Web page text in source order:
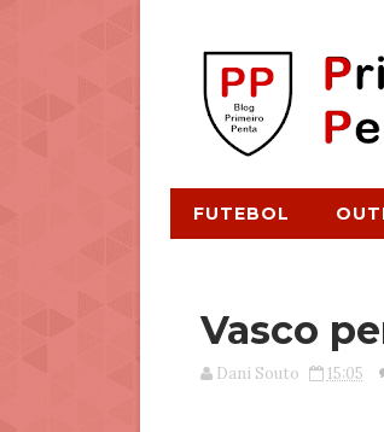
FUTEBOL
Vasco
Dani Souto 15:05